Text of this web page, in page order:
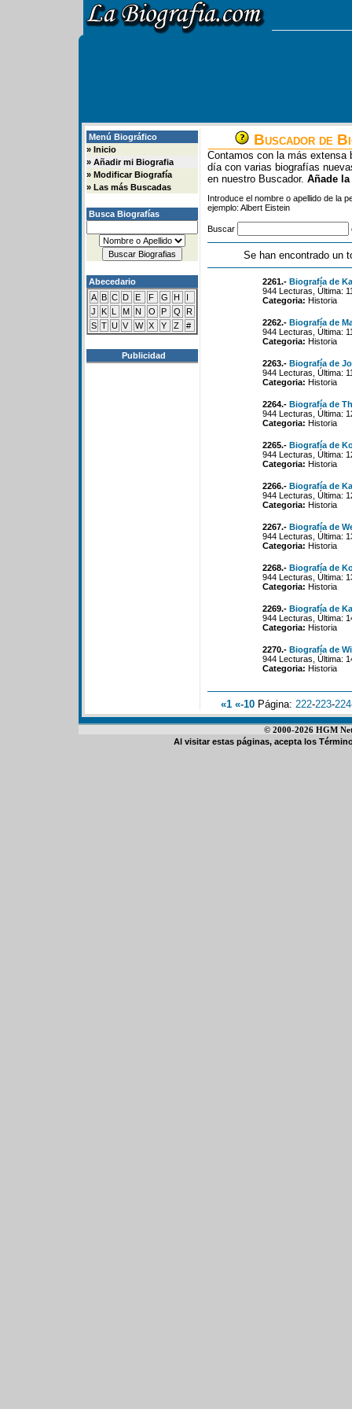
Menú Biográfico
» Inicio
» Añadir mi Biografia
» Modificar Biografía
» Las más Buscadas
Busca Biografías
Abecedario
A B C D E F G H
I
J
K L M N O P Q
R
S T U V W X Y Z #
Publicidad
Buscador de
Contamos con la más extensa
día con varias biografías
en nuestro Buscador. Añade
Introduce el nombre o apellido de la
ejemplo: Albert Eistein
Buscar
Se han encontrado un
2261.- Biografía de
944 Lecturas, Última:
Categoria: Historia
2262.- Biografía de
944 Lecturas, Última:
Categoria: Historia
2263.- Biografía de
944 Lecturas, Última:
Categoria: Historia
2264.- Biografía de
944 Lecturas, Última:
Categoria: Historia
2265.- Biografía de
944 Lecturas, Última:
Categoria: Historia
2266.- Biografía de
944 Lecturas, Última:
Categoria: Historia
2267.- Biografía de
944 Lecturas, Última:
Categoria: Historia
2268.- Biografía de
944 Lecturas, Última:
Categoria: Historia
2269.- Biografía de
944 Lecturas, Última:
Categoria: Historia
2270.- Biografía de
944 Lecturas, Última:
Categoria: Historia
«1 «-10 Página: 222-223-224
© 2000-2026 HGM
Al visitar estas páginas, acepta los